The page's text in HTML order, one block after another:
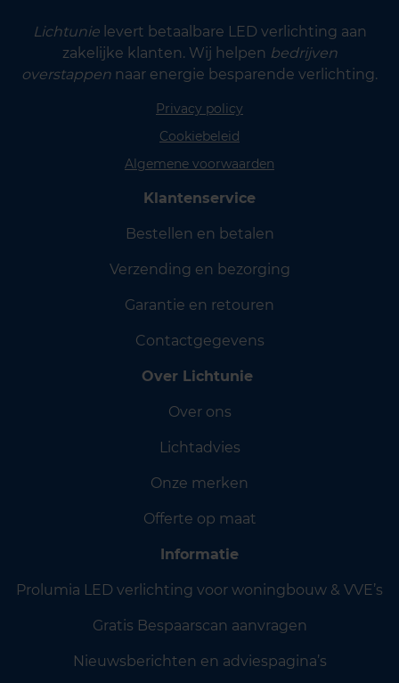
Lichtunielevert betaalbare LED verlichting aan
zakelijke klanten. Wij helpen bedrijven
overstappen naar energie besparende verlichting.
Privacy policy
Cookiebeleid
Algemene voorwaarden
Klantenservice
Bestellen en betalen
Verzending en bezorging
Garantie en retouren
Contactgegevens
Over Lichtunie
Over ons
Lichtadvies
Onze merken
Offerte op maat
Informatie
Prolumia LED verlichting voor woningbouw & VVE’s
Gratis Bespaarscan aanvragen
Nieuwsberichten en adviespagina’s